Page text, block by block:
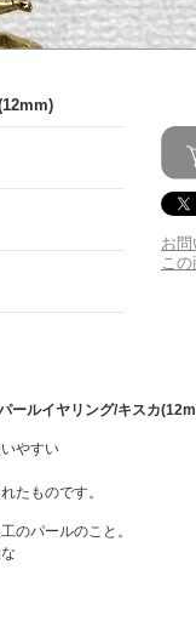
お
こ
ールイヤリング/キスカ
やすい
たものです。
のパールのこと。